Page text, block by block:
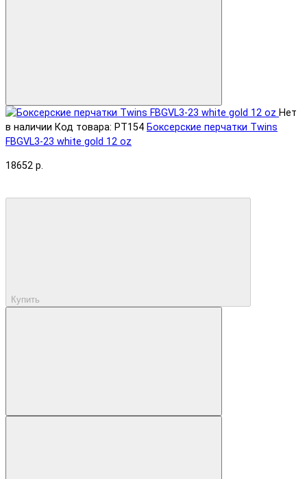
Нет
в наличии Код товара: PT154 Боксерские перчатки Twins
FBGVL3-23 white gold 12 oz
18652 р.
Купить